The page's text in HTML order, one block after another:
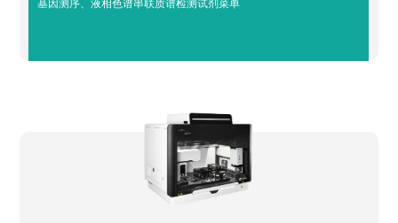
基因测序、液相色谱串联质谱检测试剂菜单